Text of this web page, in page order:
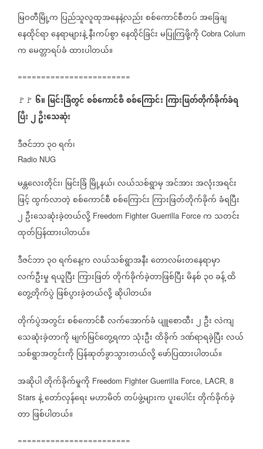
မြဝတီမြို့က ပြည်သူလူထုအနေနဲ့လည်းစစ်ကောင်စီတပ်အခြေချ
နေထိုင်ရာနေရာများနဲ့နီးကပ်စွာနေထိုင်ခြင်းမပြုကြဖို့ကို Cobra Colum
ကမေတ္တာရပ်ခံထားပါတယ်။
========================
🚩🚩 ၆။ မြင်းခြံတွင်စစ်ကောင်စီစစ်ကြောင်း ကြားဖြတ်တိုက်ခိုက်ခံရ
ပြီး၂ဦးသေဆုံး
ဒီဇင်ဘာ၃၀ရက်၊
Radio NUG
မန္တလေးတိုင်း၊ မြင်းခြံ မြို့နယ်၊လယ်သစ်ရွာမှအင်အားအလုံးအရင်း
ဖြင့်ထွက်လာတဲ့စစ်ကောင်စီစစ်ကြောင်း ကြားဖြတ်တိုက်ခိုက်ခံရပြီး
၂ ဦးသေဆုံးခဲ့တယ်လို့ Freedom Fighter Guerrilla Force က သတင်း
ထုတ်ပြန်ထားပါတယ်။
ဒီဇင်ဘာ၃၀ရက်နေ့ကလယ်သစ်ရွာအနီးတောလမ်းတနေရာမှာ
လက်ဦးမှုရယူပြီး ကြားဖြတ်တိုက်ခိုက်ခဲ့တာဖြစ်ပြီးမိနစ် ၃၀ခန့်ထိ
တွေ့တိုက်ပွဲ ဖြစ်ပွားခဲ့တယ်လို့ဆိုပါတယ်။
တိုက်ပွဲအတွင်းစစ်ကောင်စီလက်အောက်ခံပျူစောထီး၂ ဦးလဲကျ
သေဆုံးခဲ့တာကိုမျက်မြင်တွေ့ရကာသုံးဦးထိခိုက်ဒဏ်ရာရခဲ့ပြီးလယ်
သစ်ရွာအတွင်းကို ပြန်ဆုတ်ခွာသွားတယ်လို့ဖော်ပြထားပါတယ်။
အဆိုပါတိုက်ခိုက်မှုကို Freedom Fighter Guerrilla Force, LACR, 8
Stars နဲ့တော်လှန်ရေးမဟာမိတ်တပ်ဖွဲ့များကပူးပေါင်းတိုက်ခိုက်ခဲ့
တာဖြစ်ပါတယ်။
========================